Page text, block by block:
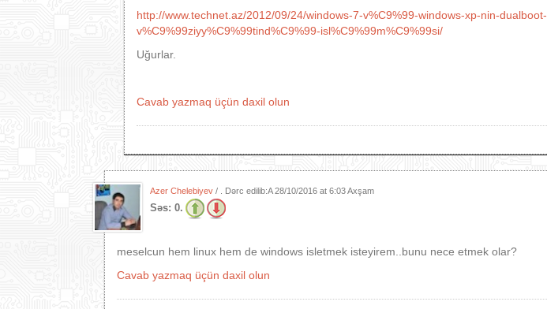
http://www.technet.az/2012/09/24/windows-7-v%C9%99-windows-xp-nin-dualboot-
v%C9%99ziyy%C9%99tind%C9%99-isl%C9%99m%C9%99si/
Uğurlar.
Cavab yazmaq üçün daxil olun
Azer Chelebiyev / . Dərc edilib:A28/10/2016 at 6:03 Axşam
Səs: 0.
meselcun hem linux hem de windows isletmek isteyirem..bunu nece etmek olar?
Cavab yazmaq üçün daxil olun